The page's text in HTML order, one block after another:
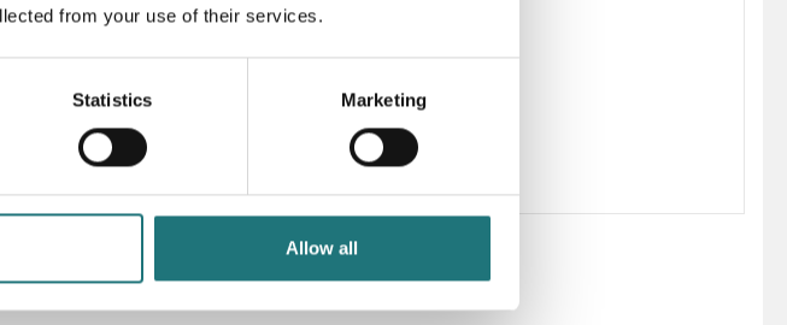
from your use of their services.
Statistics Marketing
Allow all
Artikelnummer
204336
Designer
Hans J Wegner